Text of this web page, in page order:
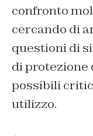
confronto
cercando di
questioni di
di protezione
possibili
utilizzo.